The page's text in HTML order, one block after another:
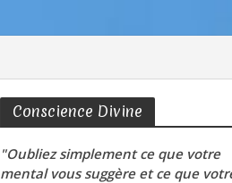
Conscience Divine
"Oubliez simplement ce que votre
mental vous suggère et ce que